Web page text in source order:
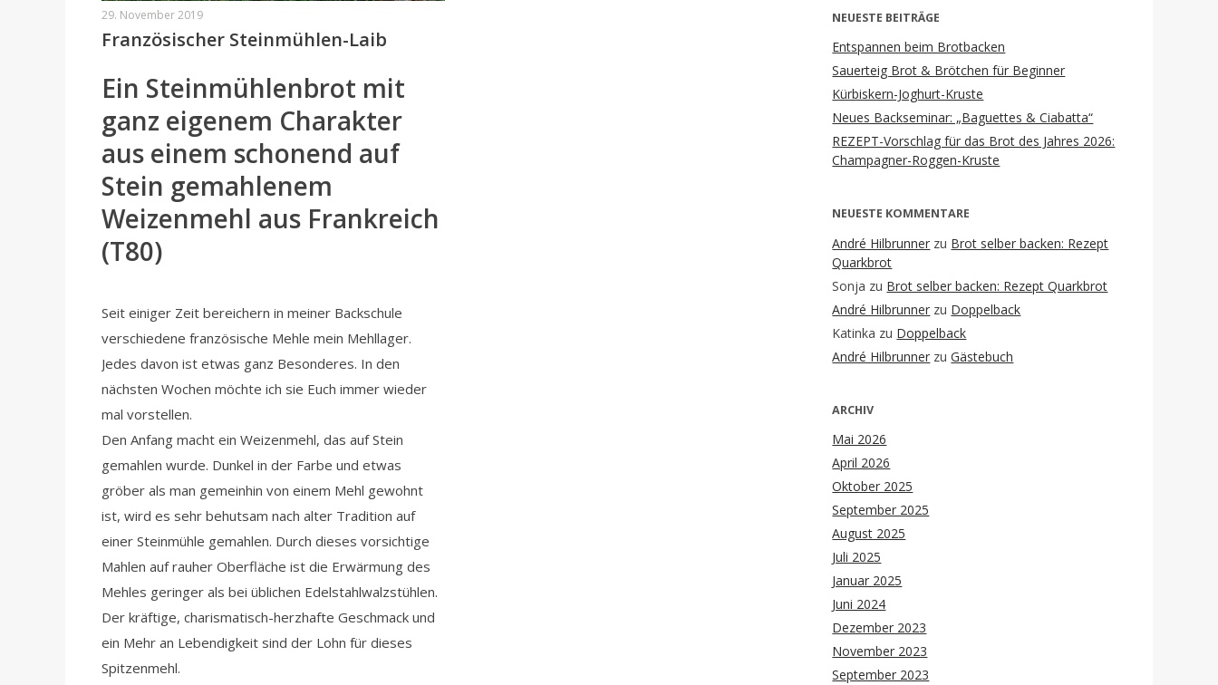
29. November 2019
Französischer Steinmühlen-Laib
Ein Steinmühlenbrot mit
ganz eigenem Charakter
aus einem schonend auf
Stein gemahlenem
Weizenmehl aus Frankreich
(T80)
Seit einiger Zeit bereichern in meiner Backschule
verschiedene französische Mehle mein Mehllager.
Jedes davon ist etwas ganz Besonderes. In den
nächsten Wochen möchte ich sie Euch immer wieder
mal vorstellen.
Den Anfang macht ein Weizenmehl, das auf Stein
gemahlen wurde. Dunkel in der Farbe und etwas
gröber als man gemeinhin von einem Mehl gewohnt
ist, wird es sehr behutsam nach alter Tradition auf
einer Steinmühle gemahlen. Durch dieses vorsichtige
Mahlen auf rauher Oberfläche ist die Erwärmung des
Mehles geringer als bei üblichen Edelstahlwalzstühlen.
Der kräftige, charismatisch-herzhafte Geschmack und
ein Mehr an Lebendigkeit sind der Lohn für dieses
Spitzenmehl.
NEUESTE BEITRÄGE
Entspannen beim Brotbacken
Sauerteig Brot & Brötchen für Beginner
Kürbiskern-Joghurt-Kruste
Neues Backseminar: „Baguettes & Ciabatta“
REZEPT-Vorschlag für das Brot des Jahres 2026:
Champagner-Roggen-Kruste
NEUESTE KOMMENTARE
André Hilbrunner zu Brot selber backen: Rezept
Quarkbrot
Sonja zu Brot selber backen: Rezept Quarkbrot
André Hilbrunner zu Doppelback
Katinka zu Doppelback
André Hilbrunner zuGästebuch
ARCHIV
Mai 2026
April 2026
Oktober 2025
September 2025
August 2025
Juli 2025
Januar 2025
Juni 2024
Dezember 2023
November 2023
September 2023